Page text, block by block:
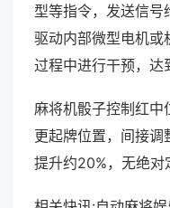
型等指令，发送信
驱动内部微型电机或
过程中进行干预，达
麻将机骰子控制红中
更起牌位置，间接
提升约20%，无绝对